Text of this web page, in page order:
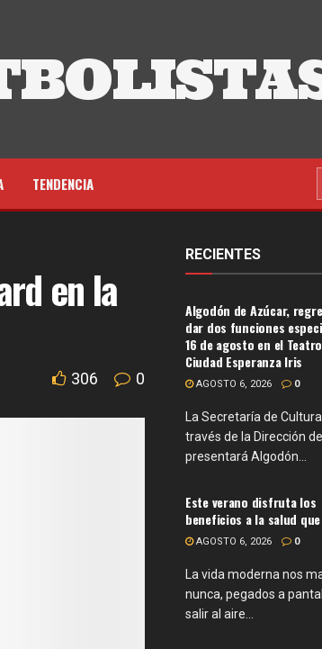
TENDENCIA
en la
306 0
RECIENTES
Algodón de Azúcar,
dar dos funciones
16 de agosto en el
Ciudad Esperanza Iris
AGOSTO 6, 2026 0
La Secretaría de
través de la Dirección
presentará Algodón...
Este verano disfruta los
beneficios a la salud
AGOSTO 6, 2026 0
La vida moderna nos
nunca, pegados a
salir al aire...